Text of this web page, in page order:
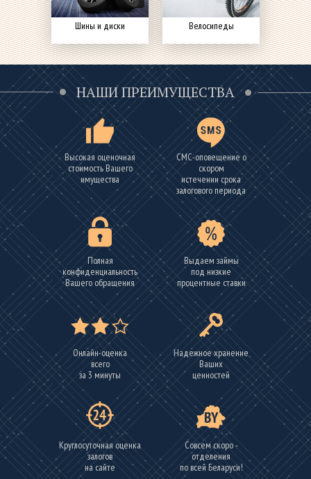
Шины и диски Велосипеды
НАШИ ПРЕИМУЩЕСТВА
Высокая оценочная
стоимость Вашего
имущества
СМС-оповещение о
скором
истечении срока
залогового периода
Полная
конфиденциальность
Вашего обращения
Выдаем займы
под низкие
процентные ставки
Онлайн-оценка
всего
за 3 минуты
Надежное хранение
Ваших
ценностей
Круглосуточная оценка
залогов
на сайте
Совсем скоро -
отделения
по всей Беларуси!